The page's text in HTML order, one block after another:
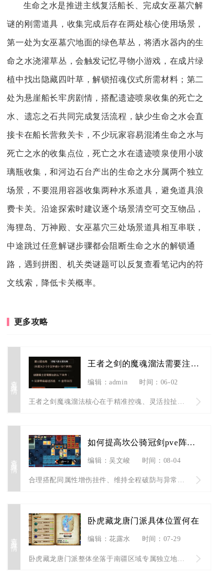
生命之水是推进主线复活船长、完成女巫墓穴解
谜的刚需道具，收集完成后存在两处核心使用场景，
第一处为女巫墓穴地面的绿色草丛，将洒水器内的生
命之水浇灌草丛，会触发记忆寻物小游戏，在成片绿
植中找出隐藏四叶草，解锁招魂仪式所需材料；第二
处为悬崖船长牢房剧情，搭配遗迹喷泉收集的死亡之
水、遗忘之石共同完成复活流程，缺少生命之水会直
接卡在船长营救关卡，不少玩家容易混淆生命之水与
死亡之水的收集点位，死亡之水在遗迹喷泉使用小玻
璃瓶收集，和河边石台产出的生命之水分属两个独立
场景，不要混用容器收集两种水系道具，避免道具浪
费卡关。沿途探索时建议逐个场景清空可交互物品，
海狸岛、万神殿、女巫墓穴三处场景道具相互串联，
中途跳过任意解谜步骤都会阻断生命之水的解锁通
路，遇到拼图、机关类谜题可以反复查看笔记内的符
文线索，降低卡关概率。
更多攻略
查看详情
王者之剑的魔魂溜法需要注意什么
编辑：admin 时间：06-02
如何提高坎公骑冠剑pve阵容的输出能力
编辑：吴文峻 时间：08-04
合理搭配同属性增伤挂件、维持全程破防与异常增伤、搭配毕业输出...
查看详情
卧虎藏龙唐门派具体位置何在
编辑：花露水 时间：07-29